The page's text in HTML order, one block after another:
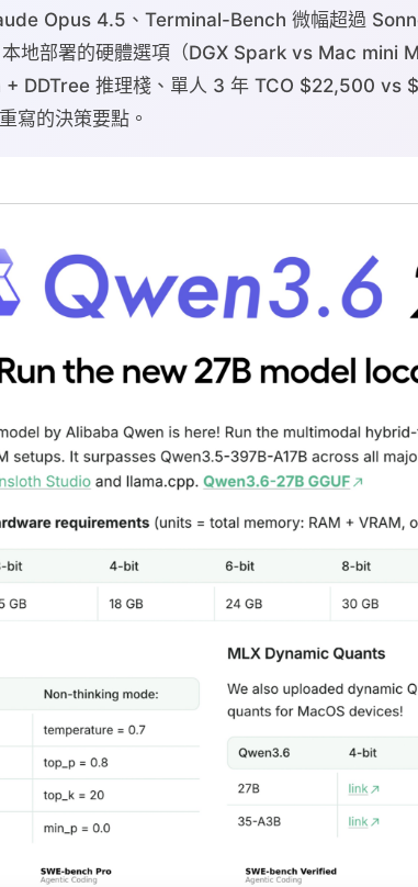
Opus 4.5、Terminal-Bench 微幅超過
地部署的硬體選項（DGX Spark vs Mac mini
DDTree 推理棧、單人 3 年 TCO $22,500 vs
寫的決策要點。